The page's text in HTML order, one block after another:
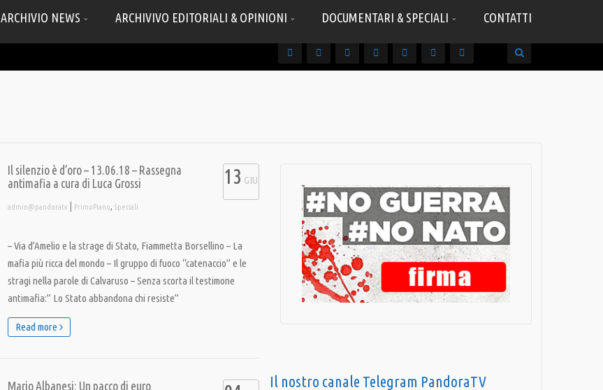
ARCHIVIO NEWS ARCHIVIVO EDITORIALI & OPINIONI DOCUMENTARI & SPECIALI CONTATTI
Il silenzio è d’oro – 13.06.18 – Rassegna
antimafia a cura di Luca Grossi
admin@pandoratv | PrimoPiano, Speciali
13 GIU
– Via d’Amelio e la strage di Stato, Fiammetta Borsellino – La
mafia più ricca del mondo – Il gruppo di fuoco “catenaccio” e le
stragi nella parole di Calvaruso – Senza scorta il testimone
antimafia:” Lo Stato abbandona chi resiste”
Read more
Mario Albanesi: Un pacco di euro Il nostro canale Telegram PandoraTV